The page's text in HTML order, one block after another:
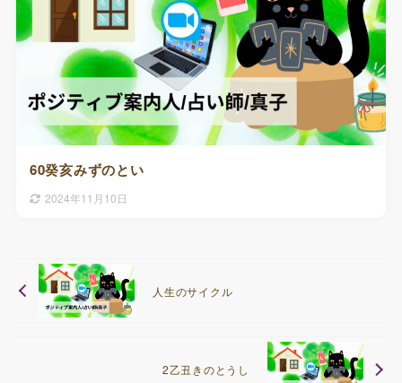
60癸亥みずのとい
2024年11月10日
人生のサイクル
2乙丑きのとうし